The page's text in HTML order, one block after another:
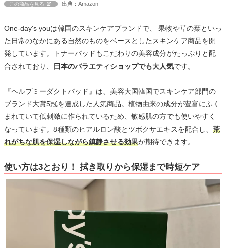
この商品を見る 出典：Amazon
One-day's youは韓国のスキンケアブランドで、 果物や草の葉といっ
た日常のなかにある自然のものをベースとしたスキンケア商品を開
発しています。トナーパッドもこだわりの美容成分がたっぷりと配
合されており、
日本のバラエティショップでも大人気です。
『ヘルプミーダクトパッド』は、美容大国韓国でスキンケア部門の
ブランド大賞5冠を達成した人気商品。植物由来の成分が豊富にふく
まれていて低刺激に作られているため、敏感肌の方でも使いやすく
なっています。8種類のヒアルロン酸とツボクサエキスを配合し、 荒
れがちな肌を保湿しながら鎮静させる効果が期待できます。
使い方は3とおり！ 拭き取りから保湿まで時短ケア